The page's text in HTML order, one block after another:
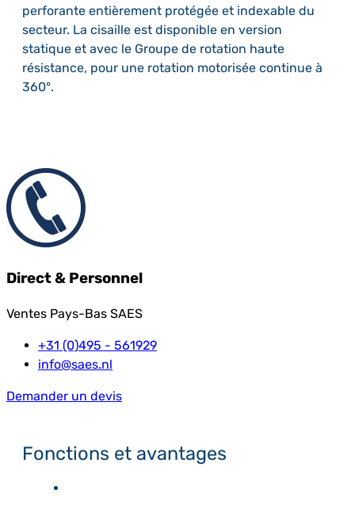
perforante entièrement protégée et indexable du
secteur. La cisaille est disponible en version
statique et avec le Groupe de rotation haute
résistance, pour une rotation motorisée continue à
360°.
Direct & Personnel
Ventes Pays-Bas SAES
+31 (0)495 - 561929
info@saes.nl
Demander un devis
Fonctions et avantages